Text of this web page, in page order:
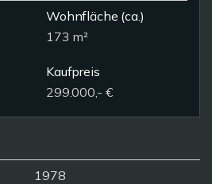
Wohnfläche (ca.)
173 m²
Kaufpreis
299.000,- €
1978